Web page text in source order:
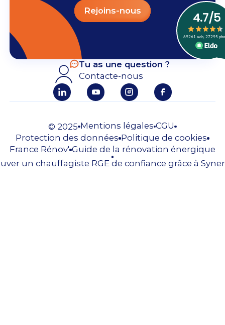
Rejoins-nous
Tu as une question ?
Contacte-nous
© 2025 Mentions légales CGU
Protection des données Politique de cookies
France Rénov' Guide de la rénovation énergique
un chauffagiste RGE de confiance grâce à